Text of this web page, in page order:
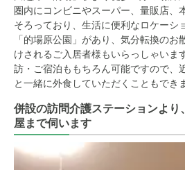
圏内にコンビニやスーパー、量販店、
そろっており、生活に便利なロケーシ
「的場原公園」があり、気分転換の
けされるご入居者様もいらっしゃいま
訪・ご宿泊ももちろん可能ですので、
と一緒に外食していただくこともでき
併設の訪問介護ステーションより
屋まで伺います